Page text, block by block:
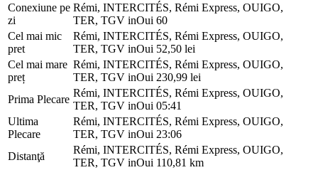
Conexiune pe
zi
Rémi, INTERCITÉS, Rémi Express, OUIGO,
TER, TGV inOui 60
Cel mai mic
pret
Rémi, INTERCITÉS, Rémi Express, OUIGO,
TER, TGV inOui 52,50 lei
Cel mai mare
preț
Rémi, INTERCITÉS, Rémi Express, OUIGO,
TER, TGV inOui 230,99 lei
Prima Plecare
Rémi, INTERCITÉS, Rémi Express, OUIGO,
TER, TGV inOui 05:41
Ultima
Plecare
Rémi, INTERCITÉS, Rémi Express, OUIGO,
TER, TGV inOui 23:06
Distanţă
Rémi, INTERCITÉS, Rémi Express, OUIGO,
TER, TGV inOui 110,81 km